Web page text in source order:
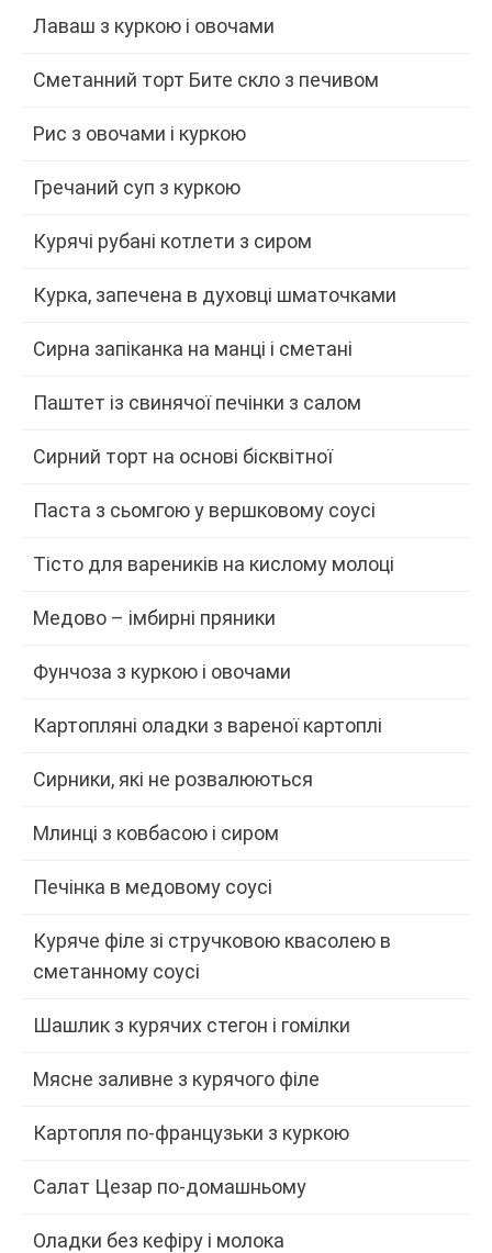
Лаваш з куркою і овочами
Сметанний торт Бите скло з печивом
Рис з овочами і куркою
Гречаний суп з куркою
Курячі рубані котлети з сиром
Курка, запечена в духовці шматочками
Сирна запіканка на манці і сметані
Паштет із свинячої печінки з салом
Сирний торт на основі бісквітної
Паста з сьомгою у вершковому соусі
Тісто для вареників на кислому молоці
Медово – імбирні пряники
Фунчоза з куркою і овочами
Картопляні оладки з вареної картоплі
Сирники, які не розвалюються
Млинці з ковбасою і сиром
Печінка в медовому соусі
Куряче філе зі стручковою квасолею в
сметанному соусі
Шашлик з курячих стегон і гомілки
Мясне заливне з курячого філе
Картопля по-французьки з куркою
Салат Цезар по-домашньому
Оладки без кефіру і молока